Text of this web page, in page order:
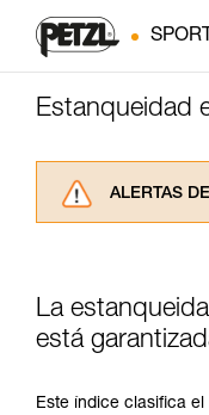
SPORT
Estanqueidad
ALERTAS
información
comprender
Dominar
través de un
La
está
Este índice clasifica